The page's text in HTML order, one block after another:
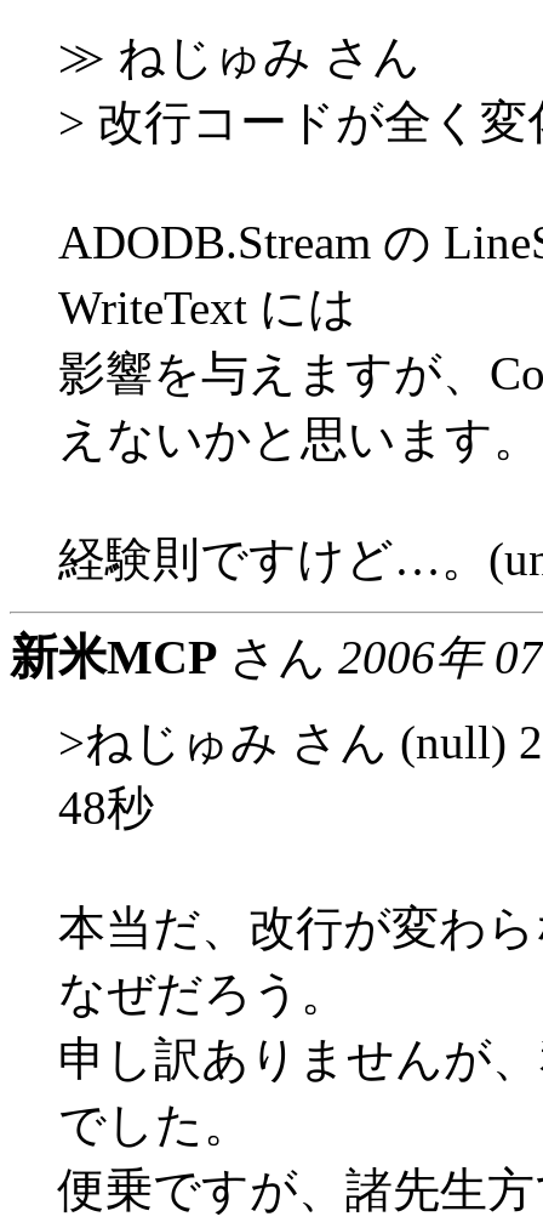
≫ ねじゅみ さん
> 改行コードが全く
ADODB.Stream の
WriteText には
影響を与えますが、
えないかと思います。
経験則ですけど…。
新米MCP さん 2006年
>ねじゅみ さん (null)
48秒
本当だ、改行が変わ
なぜだろう。
申し訳ありませんが
でした。
便乗ですが、諸先生